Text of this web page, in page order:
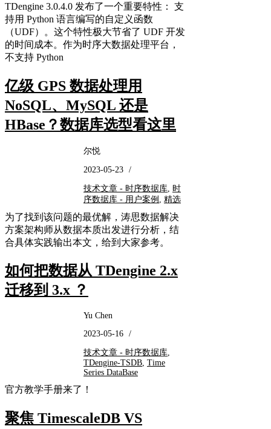
TDengine 3.0.4.0 发布了一个重要特性： 支
持用 Python 语言编写的自定义函数
（UDF）。这个特性极大节省了 UDF 开发
的时间成本。作为时序大数据处理平台，
不支持 Python
亿级 GPS 数据处理用
NoSQL、MySQL 还是
HBase？数据库选型看这里
尔悦
2023-05-23 /
技术文章 - 时序数据库 时
序数据库 - 用户案例
精选
为了找到该问题的最优解，涛思数据解决
方案架构师从数据本质出发进行分析，结
合具体实践输出本文，给到大家参考。
如何把数据从 TDengine 2.x
迁移到 3.x ？
Yu Chen
2023-05-16 /
技术文章 - 时序数据库,
TDengine-TSDB, Time
Series DataBase
官方教学手册来了！
聚焦 TimescaleDB VS